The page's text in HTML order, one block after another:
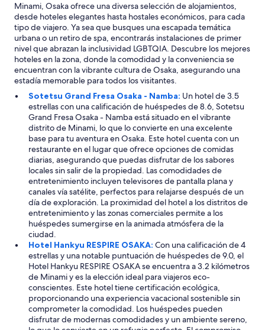
Minami, Osaka ofrece una diversa selección de alojamientos,
desde hoteles elegantes hasta hostales económicos, para cada
tipo de viajero. Ya sea que busques una escapada temática
urbana o un retiro de spa, encontrarás instalaciones de primer
nivel que abrazan la inclusividad LGBTQIA. Descubre los mejores
hoteles en la zona, donde la comodidad y la conveniencia se
encuentran con la vibrante cultura de Osaka, asegurando una
estadía memorable para todos los visitantes.
Sotetsu Grand Fresa Osaka - Namba: Un hotel de 3.5
estrellas con una calificación de huéspedes de 8.6, Sotetsu
Grand Fresa Osaka - Namba está situado en el vibrante
distrito de Minami, lo que lo convierte en una excelente
base para tu aventura en Osaka. Este hotel cuenta con un
restaurante en el lugar que ofrece opciones de comidas
diarias, asegurando que puedas disfrutar de los sabores
locales sin salir de la propiedad. Las comodidades de
entretenimiento incluyen televisores de pantalla plana y
canales vía satélite, perfectos para relajarse después de un
día de exploración. La proximidad del hotel a los distritos de
entretenimiento y las zonas comerciales permite a los
huéspedes sumergirse en la animada atmósfera de la
ciudad.
Hotel Hankyu RESPIRE OSAKA: Con una calificación de 4
estrellas y una notable puntuación de huéspedes de 9.0, el
Hotel Hankyu RESPIRE OSAKA se encuentra a 3.2 kilómetros
de Minami y es la elección ideal para viajeros eco-
conscientes. Este hotel tiene certificación ecológica,
proporcionando una experiencia vacacional sostenible sin
comprometer la comodidad. Los huéspedes pueden
disfrutar de modernas comodidades y un ambiente sereno,